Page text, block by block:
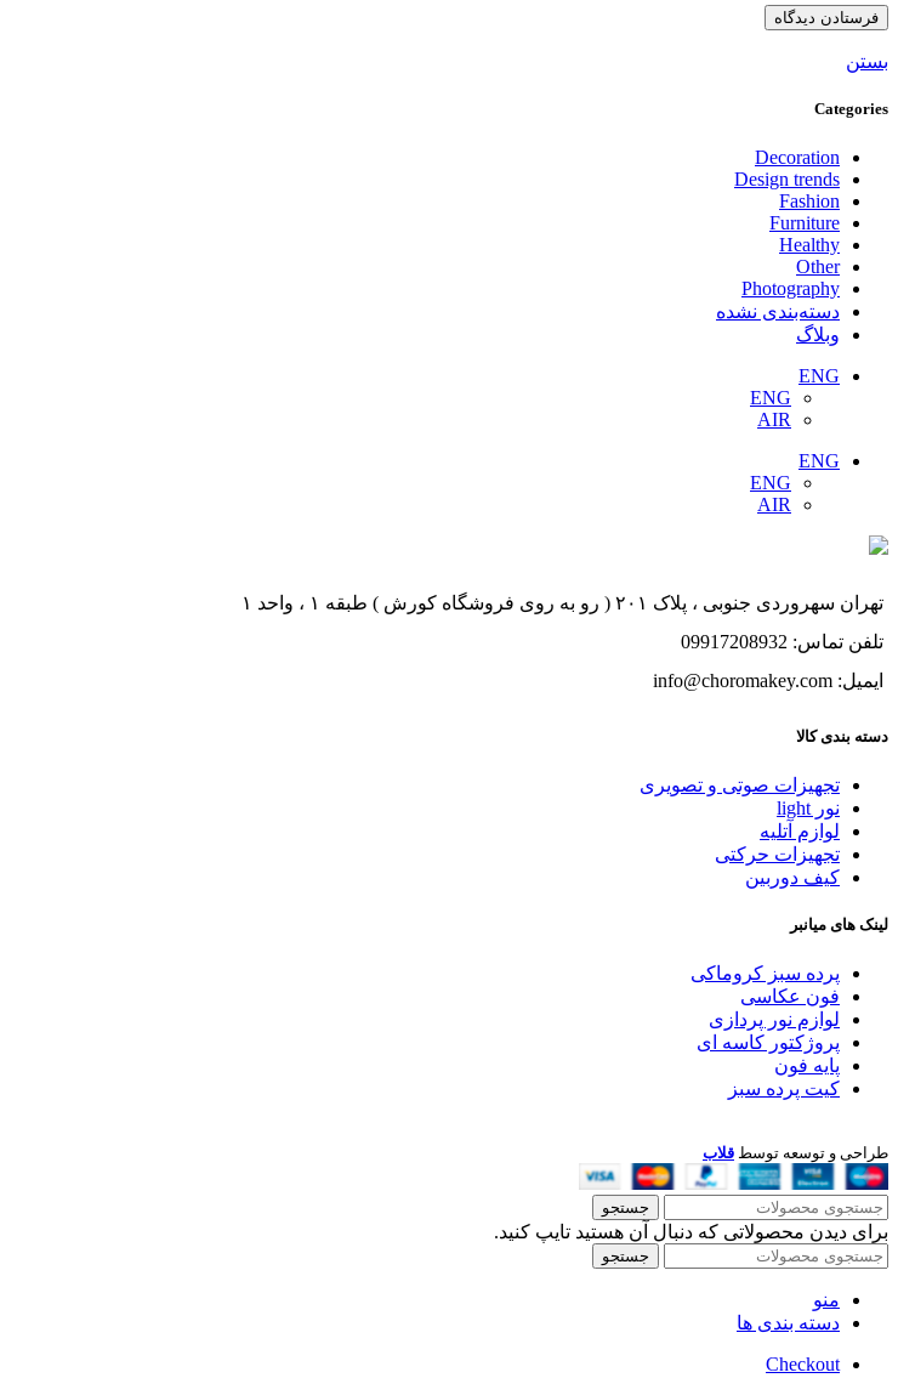
بستن
Categories
Decoration
Design trends
Fashion
Furniture
Healthy
Other
Photography
دسته‌بندی نشده
وبلاگ
ENG
ENG
AIR
ENG
ENG
AIR
تهران سهروردی جنوبی ، پلاک ۲۰۱ ( رو به روی فروشگاه کورش ) طبقه ۱ ، واحد ۱
تلفن تماس: 09917208932
ایمیل: info@choromakey.com
دسته بندی کالا
تجهیزات صوتی و تصویری
نور light
لوازم آتلیه
تجهیزات حرکتی
کیف دوربین
لینک های میانبر
پرده سبز کروماکی
فون عکاسی
لوازم نور پردازی
پروژکتور کاسه ای
پایه فون
کیت پرده سبز
طراحی و توسعه توسط قلاب
جستجو
برای دیدن محصولاتی که دنبال آن هستید تایپ کنید.
جستجو
منو
دسته بندی ها
Checkout